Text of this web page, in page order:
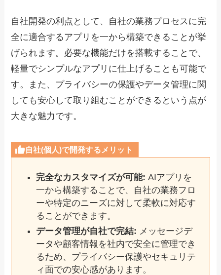
自社開発の利点として、自社の業務プロセスに完
全に適合するアプリを一から構築できることが挙
げられます。必要な機能だけを搭載することで、
軽量でシンプルなアプリに仕上げることも可能で
す。また、プライバシーの保護やデータ管理に関
しても安心して取り組むことができるという点が
大きな魅力です。
自社(個人)で開発するメリット
完全なカスタマイズが可能: AIアプリを
一から構築することで、自社の業務フロ
ーや特定のニーズに対して柔軟に対応す
ることができます。
データ管理が自社で完結: メッセージデ
ータや顧客情報を社内で安全に管理でき
るため、プライバシー保護やセキュリテ
ィ面での安心感があります。